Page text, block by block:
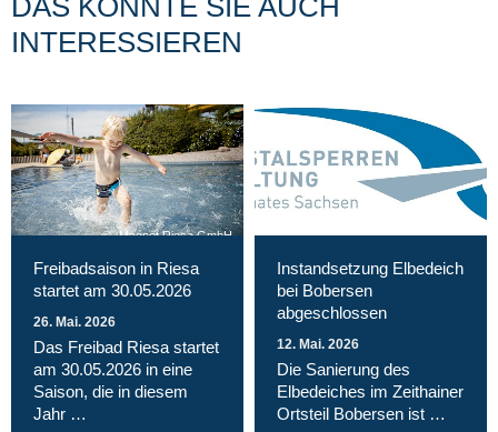
DAS KÖNNTE SIE AUCH
INTERESSIEREN
Magnet Riesa GmbH
Freibadsaison in Riesa
startet am 30.05.2026
26. Mai. 2026
Das Freibad Riesa startet
am 30.05.2026 in eine
Saison, die in diesem
Jahr …
Instandsetzung Elbedeich
bei Bobersen
abgeschlossen
12. Mai. 2026
Die Sanierung des
Elbedeiches im Zeithainer
Ortsteil Bobersen ist …